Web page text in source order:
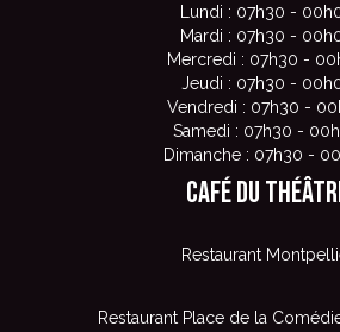
Lundi : 07h30 -
Mardi : 07h30 -
Mercredi : 07h30 -
Jeudi : 07h30 -
Vendredi : 07h30 -
Samedi : 07h30 -
Dimanche : 07h30 -
Café du
Restaurant
Restaurant Place de la